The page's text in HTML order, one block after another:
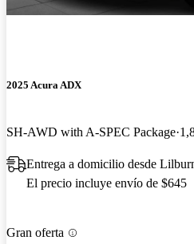
2025 Acura ADX
SH-AWD with A-SPEC Package
Entrega a domicilio desde
El precio incluye envío de $645
Gran oferta